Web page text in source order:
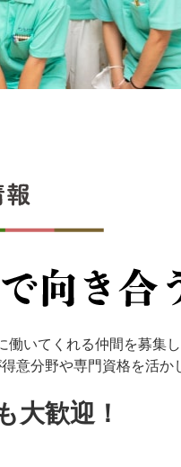
いてくれる仲間を募集し
意分野や専門資格を活か
大歓迎！